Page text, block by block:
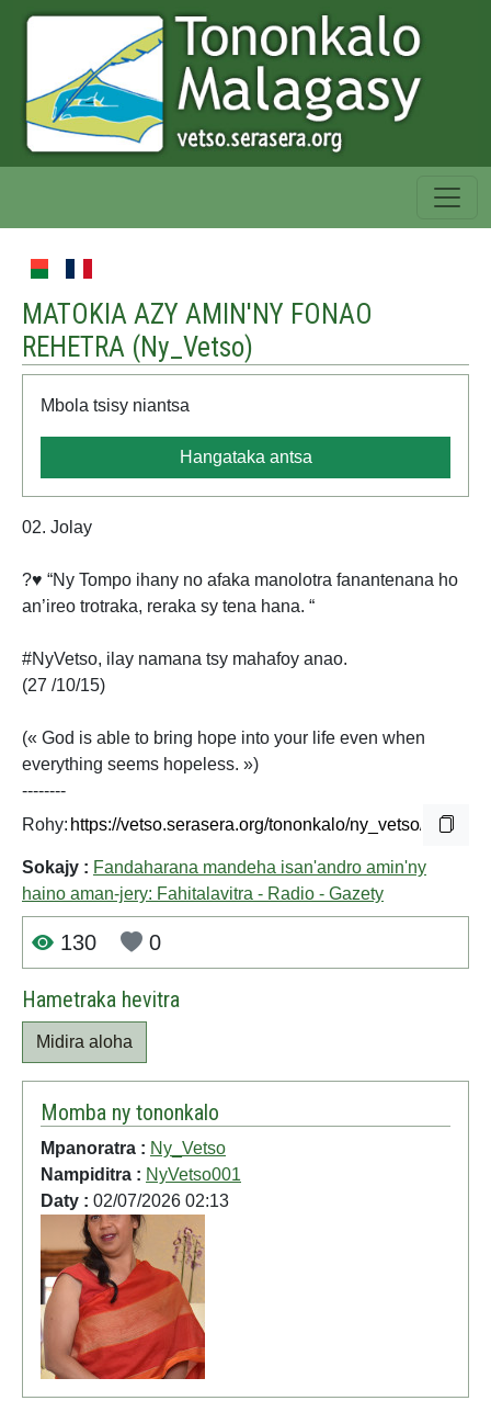
MATOKIA AZY AMIN'NY FONAO
REHETRA (Ny_Vetso)
Mbola tsisy niantsa
Hangataka antsa
02. Jolay
?♥️ “Ny Tompo ihany no afaka manolotra fanantenana ho
an’ireo trotraka, reraka sy tena hana. “
#NyVetso, ilay namana tsy mahafoy anao.
(27 /10/15)
(« God is able to bring hope into your life even when
everything seems hopeless. »)
--------
Rohy:
Sokajy : Fandaharana mandeha isan'andro amin'ny
haino aman-jery: Fahitalavitra - Radio - Gazety
130 0
Hametraka hevitra
Midira aloha
Momba ny tononkalo
Mpanoratra : Ny_Vetso
Nampiditra : NyVetso001
Daty : 02/07/2026 02:13